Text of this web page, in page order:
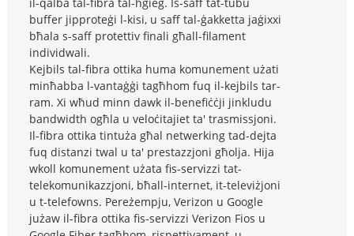
il-qalba tal-fibra tal-ħġieġ. Is-saff tat-tubu
buffer jipproteġi l-kisi, u saff tal-ġakketta jaġixxi
bħala s-saff protettiv finali għall-filament
individwali.
Kejbils tal-fibra ottika huma komunement użati
minħabba l-vantaġġi tagħhom fuq il-kejbils tar-
ram. Xi wħud minn dawk il-benefiċċji jinkludu
bandwidth ogħla u veloċitajiet ta' trasmissjoni.
Il-fibra ottika tintuża għal netwerking tad-dejta
fuq distanzi twal u ta' prestazzjoni għolja. Hija
wkoll komunement użata fis-servizzi tat-
telekomunikazzjoni, bħall-internet, it-televiżjoni
u t-telefowns. Pereżempju, Verizon u Google
jużaw il-fibra ottika fis-servizzi Verizon Fios u